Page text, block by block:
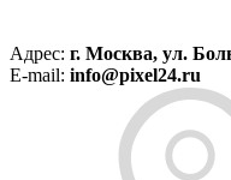
Адрес: г. Москва, ул.
E-mail: info@pixel24.ru